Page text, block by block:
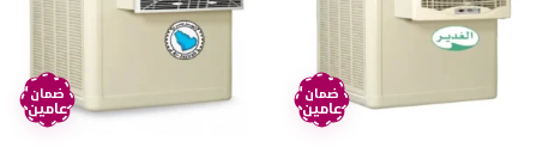
ضمان
عامين
ضمان
عامين